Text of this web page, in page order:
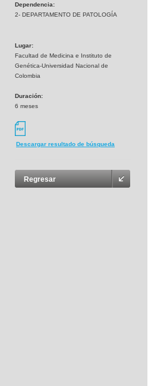
Dependencia:
2- DEPARTAMENTO DE PATOLOGÍA
Lugar:
Facultad de Medicina e Instituto de
Genética-Universidad Nacional de
Colombia
Duración:
6 meses
Descargar resultado de búsqueda
Regresar